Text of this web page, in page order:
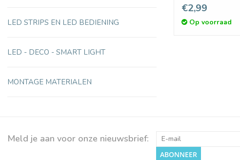
LED STRIPS EN LED BEDIENING
LED - DECO - SMART LIGHT
MONTAGE MATERIALEN
€2,99
Op voorraad
Meld je aan voor onze nieuwsbrief:
ABONNEER